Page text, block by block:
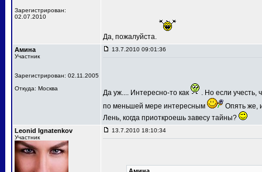
Зарегистрирован:
02.07.2010
Да, пожалуйста.
Амина
Участник
Зарегистрирован: 02.11.2005
Откуда: Москва
13.7.2010 09:01:36
Да уж.... Интересно-то как
. Но если учесть,
по меньшей мере интересным
Опять же,
Лень, когда приоткроешь завесу тайны?
Leonid Ignatenkov
Участник
13.7.2010 18:10:34